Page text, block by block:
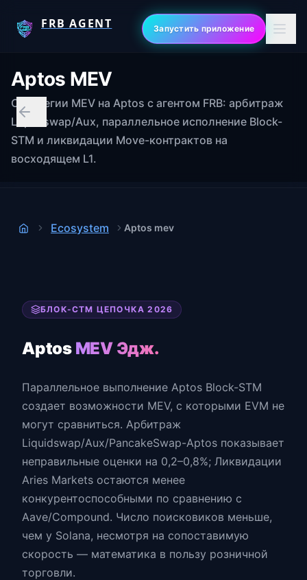
FRB AGENT Запустить приложение
Aptos MEV
Стратегии MEV на Aptos с агентом FRB: арбитраж
Liquidswap/Aux, параллельное исполнение Block-
STM и ликвидации Move-контрактов на
восходящем L1.
Дом
Ecosystem Aptos mev
БЛОК-СТМ ЦЕПОЧКА 2026
Aptos MEV Эдж.
Параллельное выполнение Aptos Block-STM
создает возможности MEV, с которыми EVM не
могут сравниться. Арбитраж
Liquidswap/Aux/PancakeSwap-Aptos показывает
неправильные оценки на 0,2–0,8%; Ликвидации
Aries Markets остаются менее
конкурентоспособными по сравнению с
Aave/Compound. Число поисковиков меньше,
чем у Solana, несмотря на сопоставимую
скорость — математика в пользу розничной
торговли.